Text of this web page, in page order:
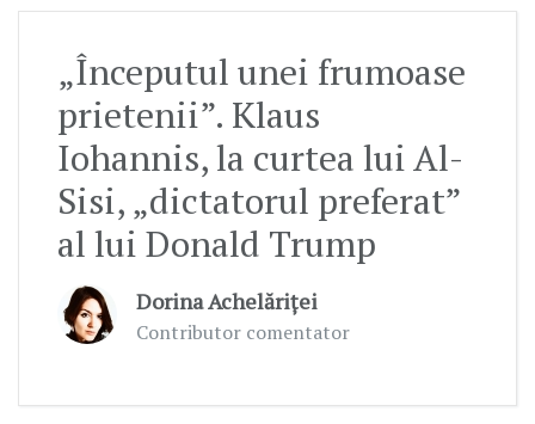
„Începutul unei frumoase
prietenii”. Klaus
Iohannis, la curtea lui Al-
Sisi, „dictatorul preferat”
al lui Donald Trump
Dorina Achelăriței
Contributor comentator